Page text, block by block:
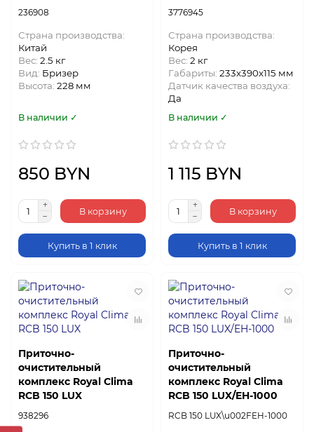
236908
Страна производства:
Китай
Вес: 2.5 кг
Вид: Бризер
Высота: 228 мм
В наличии ✓
850 BYN
В корзину
Купить в 1 клик
3776945
Страна производства:
Корея
Вес: 2 кг
Габариты: 233x390x115 мм
Датчик качества воздуха:
Да
В наличии ✓
1 115 BYN
В корзину
Купить в 1 клик
Приточно-
очистительный
комплекс Royal Clima
RCB 150 LUX
938296
Приточно-
очистительный
комплекс Royal Clima
RCB 150 LUX/EH-1000
RCB 150 LUX\u002FEH-1000